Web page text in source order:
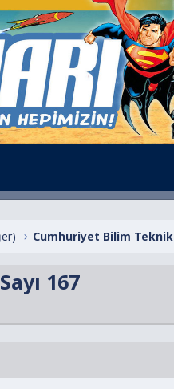
Cumhuriyet Bilim Teknik
167